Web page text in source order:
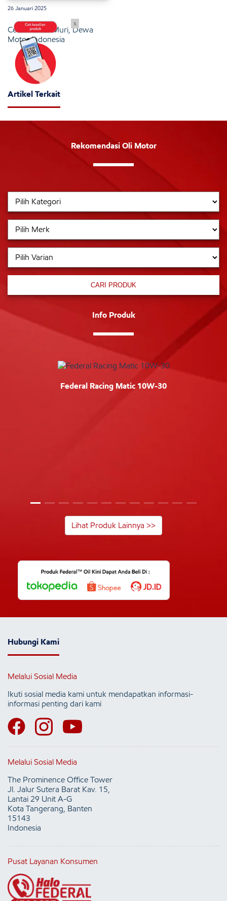
26 Januari 2025
Cetak Rekor Muri, Dewa
Motor Indonesia
Artikel Terkait
Rekomendasi Oli Motor
CARI PRODUK
Info Produk
Federal Racing Matic 10W-30
Lihat Produk Lainnya >>
Hubungi Kami
Melalui Sosial Media
Ikuti sosial media kami untuk mendapatkan informasi-
informasi penting dari kami
Melalui Sosial Media
The Prominence Office Tower
Jl. Jalur Sutera Barat Kav. 15,
Lantai 29 Unit A-G
Kota Tangerang, Banten
15143
Indonesia
Pusat Layanan Konsumen
x